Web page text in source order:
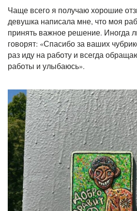
Чаще всего я получаю хорошие
девушка написала мне, что моя
принять важное решение. Иногда
говорят: «Спасибо за ваших
раз иду на работу и всегда
работы и улыбаюсь».